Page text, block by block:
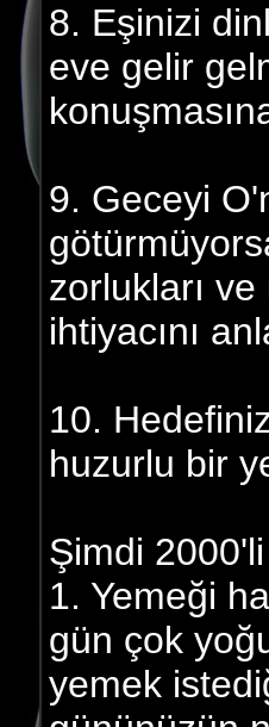
8. Eşinizi
eve gelir
9. Geceyi
zorlukları
ihtiyacını
10.
huzurlu bir
Şimdi
1. Yemeği
gün çok
yemek